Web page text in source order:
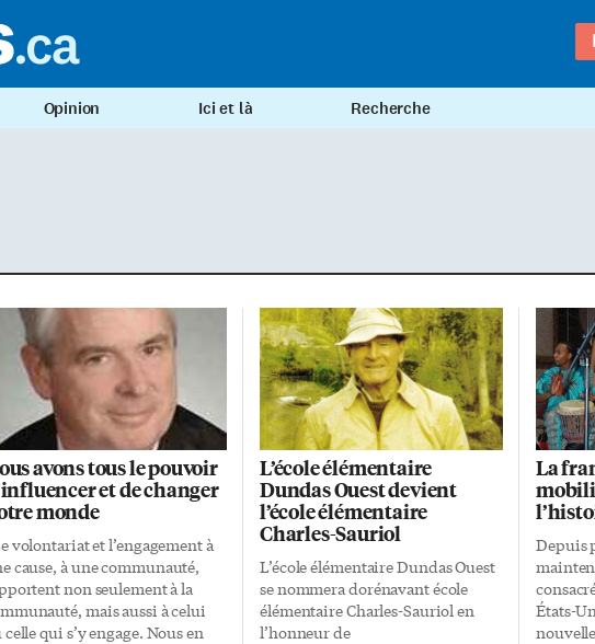
Opinion Ici et là Recherche
avons tous le pouvoir
et de changer
monde
volontariat et l’engagement à
cause, à une communauté,
non seulement à la
mais aussi à celui
celle qui s’y engage. Nous en
L’école élémentaire
Dundas Ouest devient
l’école élémentaire
Charles-Sauriol
L’école élémentaire Dundas Ouest
se nommera dorénavant école
élémentaire Charles-Sauriol en
l’honneur de
La
Depuis
États-